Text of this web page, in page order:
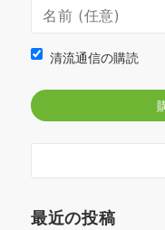
清流通信の購読
最近の投稿